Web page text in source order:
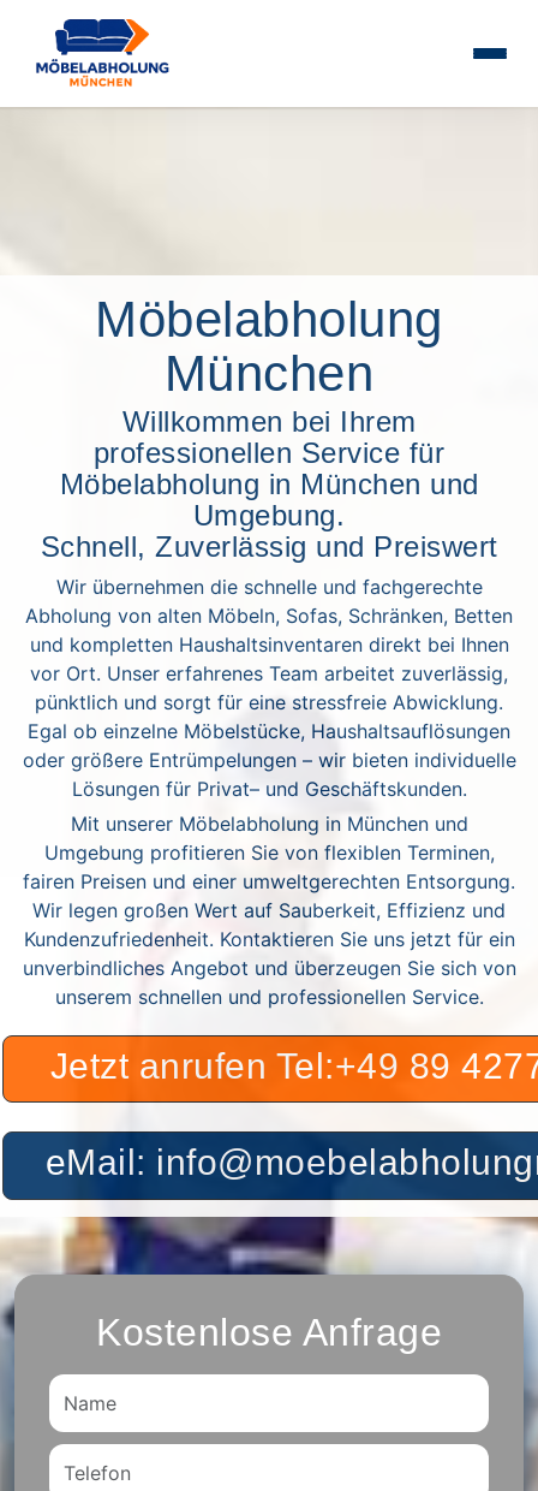
Möbelabholung
München
Willkommen bei Ihrem
professionellen Service für
Möbelabholung in München und
Umgebung.
Schnell, Zuverlässig und Preiswert
Wir übernehmen die schnelle und fachgerechte
Abholung von alten Möbeln, Sofas, Schränken, Betten
und kompletten Haushaltsinventaren direkt bei Ihnen
vor Ort. Unser erfahrenes Team arbeitet zuverlässig,
pünktlich und sorgt für eine stressfreie Abwicklung.
Egal ob einzelne Möbelstücke, Haushaltsauflösungen
oder größere Entrümpelungen – wir bieten individuelle
Lösungen für Privat– und Geschäftskunden.
Mit unserer Möbelabholung in München und
Umgebung profitieren Sie von flexiblen Terminen,
fairen Preisen und einer umweltgerechten Entsorgung.
Wir legen großen Wert auf Sauberkeit, Effizienz und
Kundenzufriedenheit. Kontaktieren Sie uns jetzt für ein
unverbindliches Angebot und überzeugen Sie sich von
unserem schnellen und professionellen Service.
Jetzt anrufen Tel:+49 89
eMail:
Kostenlose Anfrage